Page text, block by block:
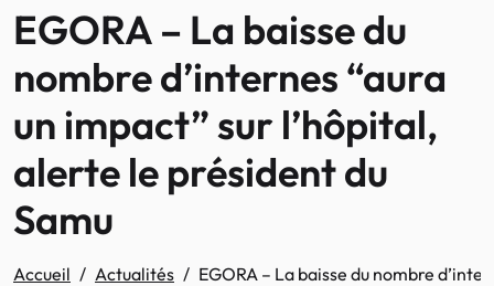
EGORA – La baisse du
nombre d’internes “aura
un impact” sur l’hôpital,
alerte le président du
Samu
Accueil Actualités EGORA – La baisse du nombre